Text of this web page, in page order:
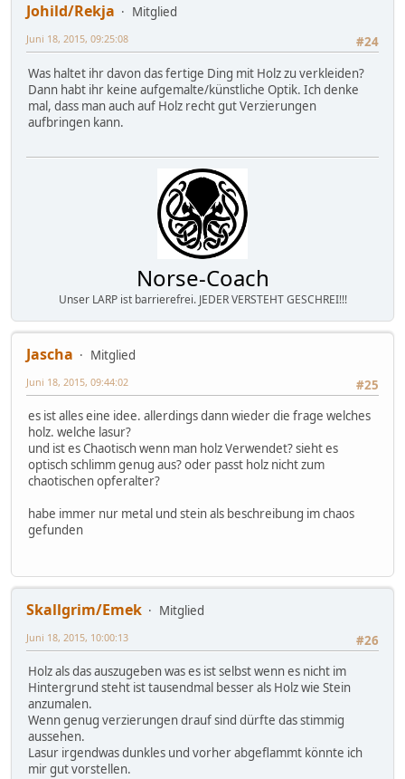
Johild/Rekja
Mitglied
#24
Juni 18, 2015, 09:25:08
Was haltet ihr davon das fertige Ding mit Holz zu verkleiden?
Dann habt ihr keine aufgemalte/künstliche Optik. Ich denke
mal, dass man auch auf Holz recht gut Verzierungen
aufbringen kann.
Norse-Coach
Unser LARP ist barrierefrei. JEDER VERSTEHT GESCHREI!!!
Jascha
Mitglied
#25
Juni 18, 2015, 09:44:02
es ist alles eine idee. allerdings dann wieder die frage welches
holz. welche lasur?
und ist es Chaotisch wenn man holz Verwendet? sieht es
optisch schlimm genug aus? oder passt holz nicht zum
chaotischen opferalter?
habe immer nur metal und stein als beschreibung im chaos
gefunden
Skallgrim/Emek
Mitglied
#26
Juni 18, 2015, 10:00:13
Holz als das auszugeben was es ist selbst wenn es nicht im
Hintergrund steht ist tausendmal besser als Holz wie Stein
anzumalen.
Wenn genug verzierungen drauf sind dürfte das stimmig
aussehen.
Lasur irgendwas dunkles und vorher abgeflammt könnte ich
mir gut vorstellen.